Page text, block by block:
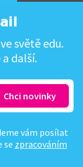
světě edu.
další.
vám posílat
se zpracováním